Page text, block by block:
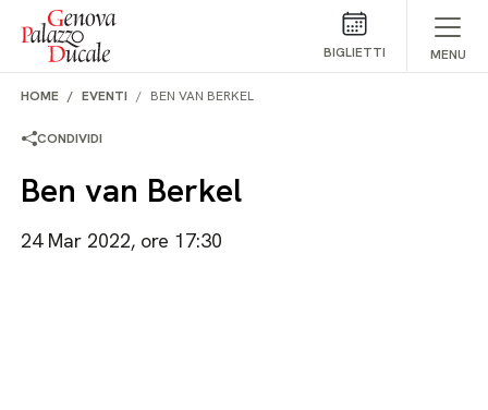
Salta al contenuto
BIGLIETTI MENU
HOME EVENTI BEN VAN BERKEL
CONDIVIDI
Ben van Berkel
24 Mar 2022, ore 17:30